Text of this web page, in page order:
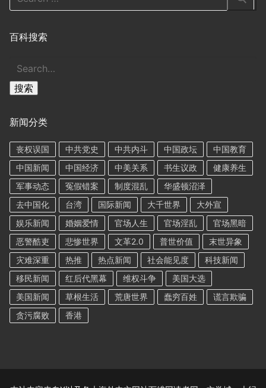
for:
百科搜索
搜
搜索
新闻分类
丧权误国 中共党史 中共内斗 中国政坛
中国教育
中国新闻
中国经济 中美关系 书生议政
健康养生
军事动态
冤假错案 制度混乱
华盛顿沼泽
去中国化
台湾 国际新闻 大千世界
大外宣
娱乐新闻
婚姻爱情 官场人生 官场淫乱
官场黑暗
恶警酷吏
悲惨世界 文革2.0 普世价值
末世异象
灾难深重
热推 热点新闻 社会能见度
科技新闻
移民新闻
红后代黑幕 维权斗争
美国大选
美国新闻
草根生活 荒唐世界 蠢穷百姓
谎言欺骗
贪污腐败
香港